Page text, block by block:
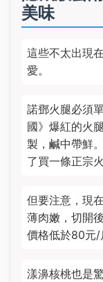
美味
這些不太出現
愛。
諾鄧火腿必須
國》爆紅的火
製，鹹中帶鮮
了買一條正宗火
但要注意，現
薄肉嫩，切開
價格低於80元/
漾濞核桃也是